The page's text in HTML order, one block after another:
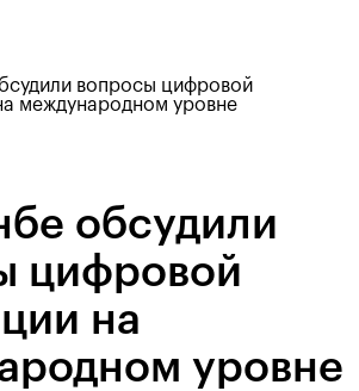
вопросы цифровой
международном уровне
обсудили
цифровой
на
уровне